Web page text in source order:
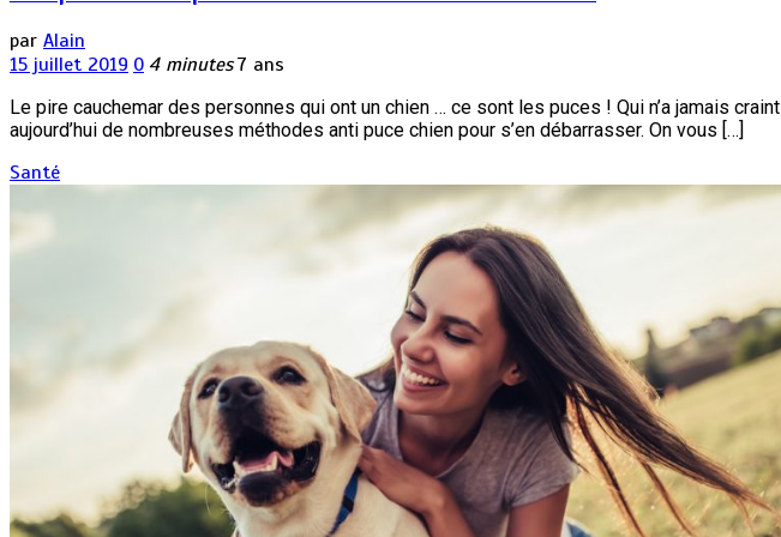
par Alain
15 juillet 2019 0 4 minutes 7 ans
Le pire cauchemar des personnes qui ont un chien … ce sont les puces ! Qui n’a jamais
aujourd’hui de nombreuses méthodes anti puce chien pour s’en débarrasser. On vous […]
Santé